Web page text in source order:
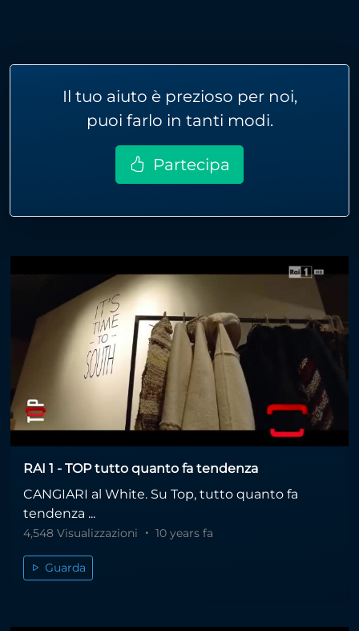
Il tuo aiuto è prezioso per noi,
puoi farlo in tanti modi.
Partecipa
RAI 1 - TOP tutto quanto fa tendenza
CANGIARI al White. Su Top, tutto quanto fa
tendenza ...
4,548 Visualizzazioni 10 years fa
Guarda